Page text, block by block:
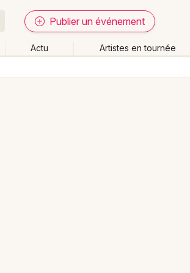
Publier un événement
Actu Artistes en tournée